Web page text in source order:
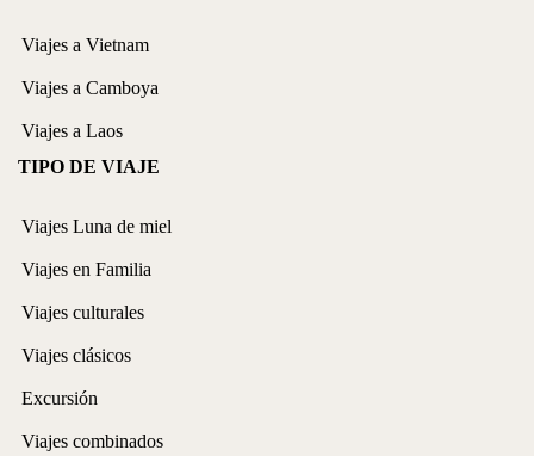
Viajes a Vietnam
Viajes a Camboya
Viajes a Laos
TIPO DE VIAJE
Viajes Luna de miel
Viajes en Familia
Viajes culturales
Viajes clásicos
Excursión
Viajes combinados